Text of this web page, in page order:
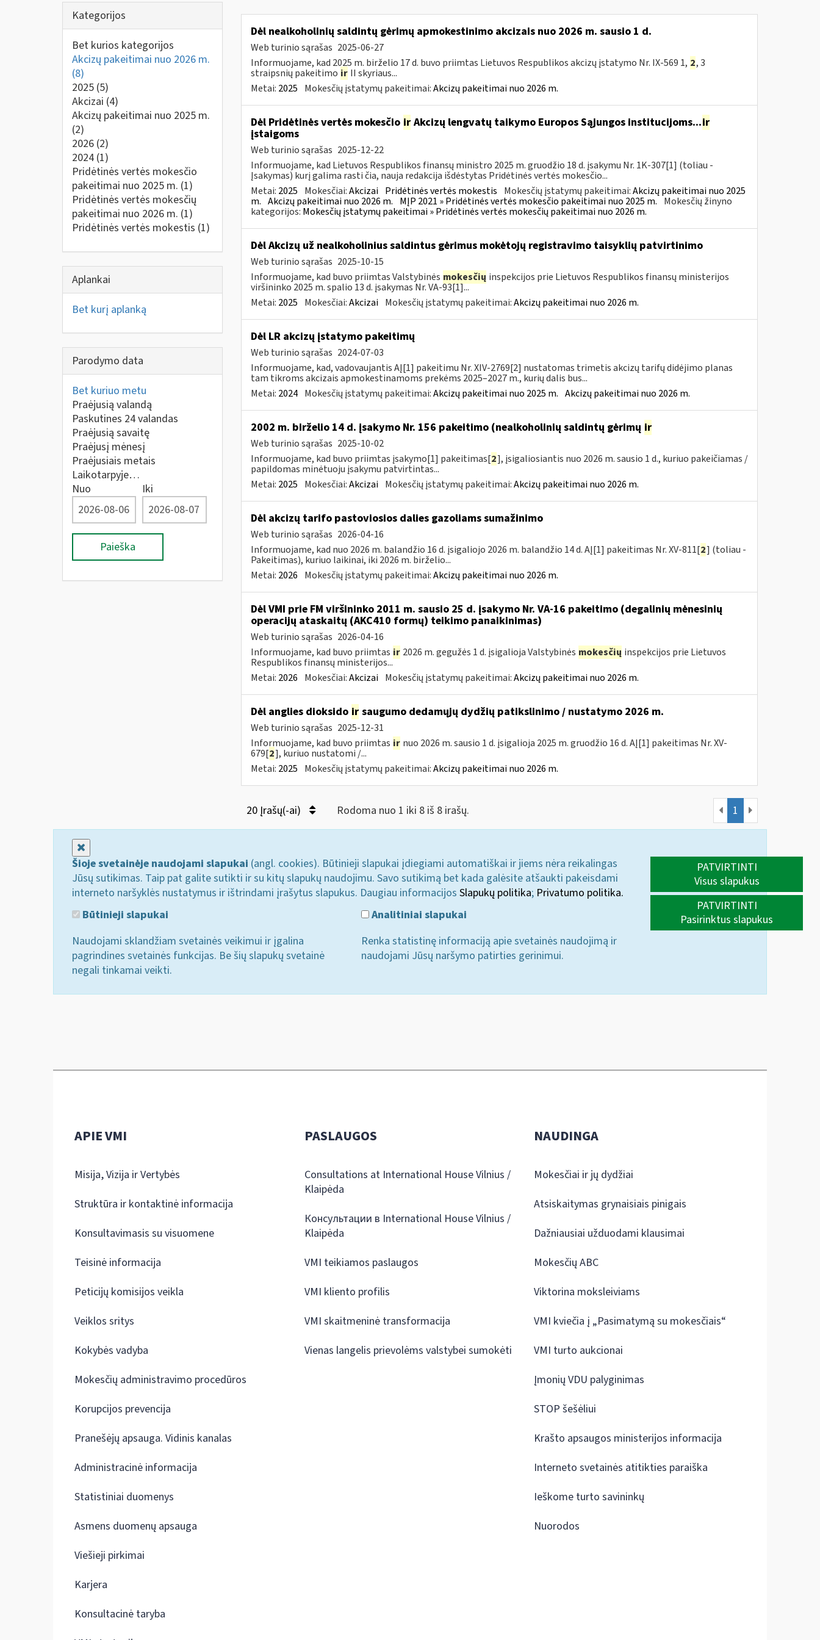
Kategorijos
Bet kurios kategorijos
Akcizų pakeitimai nuo 2026 m.
(8)
2025 (5)
Akcizai (4)
Akcizų pakeitimai nuo 2025 m.
(2)
2026 (2)
2024 (1)
Pridėtinės vertės mokesčio
pakeitimai nuo 2025 m. (1)
Pridėtinės vertės mokesčių
pakeitimai nuo 2026 m. (1)
Pridėtinės vertės mokestis (1)
Aplankai
Bet kurį aplanką
Parodymo data
Bet kuriuo metu
Praėjusią valandą
Paskutines 24 valandas
Praėjusią savaitę
Praėjusį mėnesį
Praėjusiais metais
Laikotarpyje…
Nuo
Iki
Paieška
Dėl nealkoholinių saldintų gėrimų apmokestinimo akcizais nuo 2026 m. sausio 1 d.
Web turinio sąrašas 2025-06-27
Informuojame, kad 2025 m. birželio 17 d. buvo priimtas Lietuvos Respublikos akcizų įstatymo Nr. IX-569 1, 2, 3
straipsnių pakeitimo ir II skyriaus...
Metai: 2025 Mokesčių įstatymų pakeitimai:Akcizų pakeitimai nuo 2026 m.
Dėl Pridėtinės vertės mokesčio irAkcizų lengvatų taikymo Europos Sąjungos institucijoms...ir
įstaigoms
Web turinio sąrašas 2025-12-22
Informuojame, kad Lietuvos Respublikos finansų ministro 2025 m. gruodžio 18 d. įsakymu Nr. 1K-307[1] (toliau -
Įsakymas) kurį galima rasti čia, nauja redakcija išdėstytas Pridėtinės vertės mokesčio...
Metai: 2025 Mokesčiai:Akcizai Pridėtinės vertės mokestis Mokesčių įstatymų pakeitimai:Akcizų pakeitimai nuo 2025
m. Akcizų pakeitimai nuo 2026 m. MĮP 2021 » Pridėtinės vertės mokesčio pakeitimai nuo 2025 m. Mokesčių žinyno
kategorijos: Mokesčių įstatymų pakeitimai » Pridėtinės vertės mokesčių pakeitimai nuo 2026 m.
Dėl Akcizų už nealkoholinius saldintus gėrimus mokėtojų registravimo taisyklių patvirtinimo
Web turinio sąrašas 2025-10-15
Informuojame, kad buvo priimtas Valstybinės mokesčių inspekcijos prie Lietuvos Respublikos finansų ministerijos
viršininko 2025 m. spalio 13 d. įsakymas Nr. VA-93[1]...
Metai: 2025 Mokesčiai:Akcizai Mokesčių įstatymų pakeitimai:Akcizų pakeitimai nuo 2026 m.
Dėl LR akcizų įstatymo pakeitimų
Web turinio sąrašas 2024-07-03
Informuojame, kad, vadovaujantis AĮ[1] pakeitimu Nr. XIV-2769[2] nustatomas trimetis akcizų tarifų didėjimo planas
tam tikroms akcizais apmokestinamoms prekėms 2025–2027 m., kurių dalis bus...
Metai: 2024 Mokesčių įstatymų pakeitimai:Akcizų pakeitimai nuo 2025 m. Akcizų pakeitimai nuo 2026 m.
2002 m. birželio 14 d. įsakymo Nr. 156 pakeitimo (nealkoholinių saldintų gėrimų ir
Web turinio sąrašas 2025-10-02
Informuojame, kad buvo priimtas įsakymo[1] pakeitimas[2], įsigaliosiantis nuo 2026 m. sausio 1 d., kuriuo pakeičiamas /
papildomas minėtuoju įsakymu patvirtintas...
Metai: 2025 Mokesčiai:Akcizai Mokesčių įstatymų pakeitimai:Akcizų pakeitimai nuo 2026 m.
Dėl akcizų tarifo pastoviosios dalies gazoliams sumažinimo
Web turinio sąrašas 2026-04-16
Informuojame, kad nuo 2026 m. balandžio 16 d. įsigaliojo 2026 m. balandžio 14 d. AĮ[1] pakeitimas Nr. XV-811[2] (toliau -
Pakeitimas), kuriuo laikinai, iki 2026 m. birželio...
Metai: 2026 Mokesčių įstatymų pakeitimai:Akcizų pakeitimai nuo 2026 m.
Dėl VMI prie FM viršininko 2011 m. sausio 25 d. įsakymo Nr. VA-16 pakeitimo (degalinių mėnesinių
operacijų ataskaitų (AKC410 formų) teikimo panaikinimas)
Web turinio sąrašas 2026-04-16
Informuojame, kad buvo priimtas ir 2026 m. gegužės 1 d. įsigalioja Valstybinės mokesčių inspekcijos prie Lietuvos
Respublikos finansų ministerijos...
Metai: 2026 Mokesčiai:Akcizai Mokesčių įstatymų pakeitimai:Akcizų pakeitimai nuo 2026 m.
Dėl anglies dioksido irsaugumo dedamųjų dydžių patikslinimo / nustatymo 2026 m.
Web turinio sąrašas 2025-12-31
Informuojame, kad buvo priimtas ir nuo 2026 m. sausio 1 d. įsigalioja 2025 m. gruodžio 16 d. AĮ[1] pakeitimas Nr. XV-
679[2], kuriuo nustatomi /...
Metai: 2025 Mokesčių įstatymų pakeitimai:Akcizų pakeitimai nuo 2026 m.
20 Įrašų(-ai) Rodoma nuo 1 iki 8 iš 8 irašų. 1
Šioje svetainėje naudojami slapukai (angl. cookies). Būtinieji slapukai įdiegiami automatiškai ir jiems nėra reikalingas
Jūsų sutikimas. Taip pat galite sutikti ir su kitų slapukų naudojimu. Savo sutikimą bet kada galėsite atšaukti pakeisdami
interneto naršyklės nustatymus ir ištrindami įrašytus slapukus. Daugiau informacijos Slapukų politika; Privatumo politika.
Būtinieji slapukai
Naudojami sklandžiam svetainės veikimui ir įgalina
pagrindines svetainės funkcijas. Be šių slapukų svetainė
negali tinkamai veikti.
Analitiniai slapukai
Renka statistinę informaciją apie svetainės naudojimą ir
naudojami Jūsų naršymo patirties gerinimui.
PATVIRTINTI
Visus slapukus
PATVIRTINTI
Pasirinktus slapukus
APIE VMI
Misija, Vizija ir Vertybės
Struktūra ir kontaktinė informacija
Konsultavimasis su visuomene
Teisinė informacija
Peticijų komisijos veikla
Veiklos sritys
Kokybės vadyba
Mokesčių administravimo procedūros
Korupcijos prevencija
Pranešėjų apsauga. Vidinis kanalas
Administracinė informacija
Statistiniai duomenys
Asmens duomenų apsauga
Viešieji pirkimai
Karjera
Konsultacinė taryba
PASLAUGOS
Consultations at International House Vilnius /
Klaipėda
Консультации в International House Vilnius /
Klaipėda
VMI teikiamos paslaugos
VMI kliento profilis
VMI skaitmeninė transformacija
Vienas langelis prievolėms valstybei sumokėti
NAUDINGA
Mokesčiai ir jų dydžiai
Atsiskaitymas grynaisiais pinigais
Dažniausiai užduodami klausimai
Mokesčių ABC
Viktorina moksleiviams
VMI kviečia į „Pasimatymą su mokesčiais“
VMI turto aukcionai
Įmonių VDU palyginimas
STOP šešėliui
Krašto apsaugos ministerijos informacija
Interneto svetainės atitikties paraiška
Ieškome turto savininkų
Nuorodos